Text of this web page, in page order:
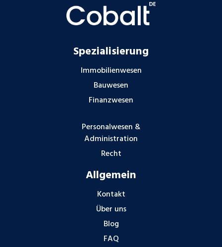
Spezialisierung
Immobilienwesen
Bauwesen
Finanzwesen
Personalwesen &
Administration
Recht
Allgemein
Kontakt
Über uns
Blog
FAQ